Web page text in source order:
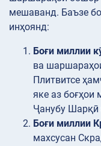
мешаванд. Баъзе
инҳоянд:
Боғи миллии
ва
Плитвитсе
яке аз боғҳои
Ҷанубу Шарқӣ
Боғи миллии
махсусан